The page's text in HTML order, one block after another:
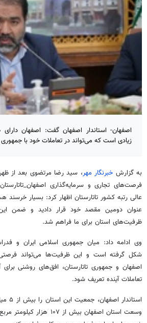
اصفهان- استاندار اصفهان گفت: اصفهان
زیادی است که می‌تواند در تعاملات خود با جمهوری
به گزارش خبرنگار مهر، سید رضا مرتضوی بعد از
فرصت‌های تجاری و سرمایه‌گذاری اصفهان_تاتارستان
عالی رتبه کشور تاتارستان اظهار کرد: بسیار خرسند
عنوان دومین مقصد خود قرار دادید و ضمن
ظرفیت‌های استان برای ما فراهم شد.
وی ادامه داد: میان جمهوری اسلامی ایران و
شکل گرفته است و این ظرفیت‌ها می‌تواند
اصفهان و جمهوری تاتارستان، افق‌های روشنی برای
تعاملات آینده تعریف شود.
وسعت استان اصفهان بیش از